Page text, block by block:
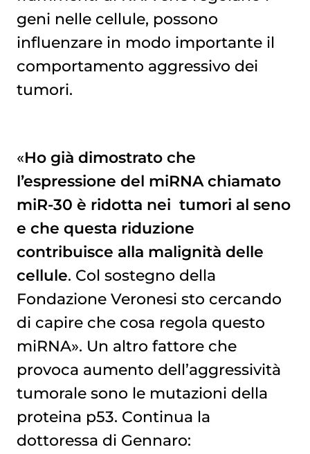
geni nelle cellule, possono
influenzare in modo importante il
comportamento aggressivo dei
tumori.
«Ho già dimostrato che
l’espressione del miRNA chiamato
miR-30 è ridotta nei tumori al seno
e che questa riduzione
contribuisce alla malignità delle
cellule. Col sostegno della
Fondazione Veronesi sto cercando
di capire che cosa regola questo
miRNA». Un altro fattore che
provoca aumento dell’aggressività
tumorale sono le mutazioni della
proteina p53. Continua la
dottoressa di Gennaro: